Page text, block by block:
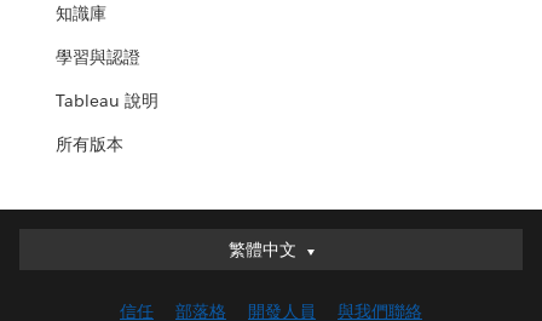
知識庫
學習與認證
Tableau 說明
所有版本
繁體中文
繁體中文
English (UK)
信任 部落格 開發人員 與我們聯絡